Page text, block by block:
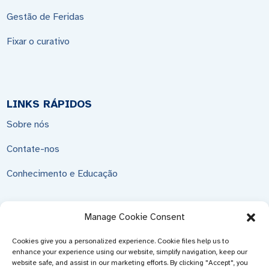
Gestão de Feridas
Fixar o curativo
LINKS RÁPIDOS
Sobre nós
Contate-nos
Conhecimento e Educação
ENVIAR CONSULTA
Não há nada melhor do que ver o resultado final. Saiba mais
Manage Cookie Consent
Cookies give you a personalized experience. Cookie files help us to
enhance your experience using our website, simplify navigation, keep our
website safe, and assist in our marketing efforts. By clicking "Accept", you